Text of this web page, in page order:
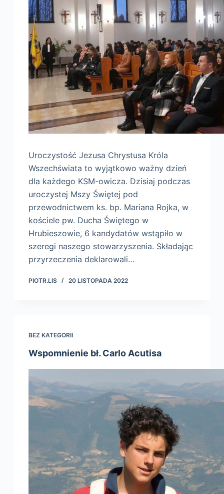
Uroczystość Jezusa Chrystusa Króla
Wszechświata to wyjątkowo ważny dzień
dla każdego KSM-owicza. Dzisiaj podczas
uroczystej Mszy Świętej pod
przewodnictwem ks. bp. Mariana Rojka, w
kościele pw. Ducha Świętego w
Hrubieszowie, 6 kandydatów wstąpiło w
szeregi naszego stowarzyszenia. Składając
przyrzeczenia deklarowali…
PIOTR.LIS 20 LISTOPADA 2022
BEZ KATEGORII
Wspomnienie bł. Carlo Acutisa